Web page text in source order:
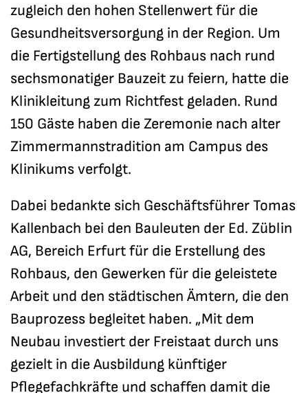
zugleich den hohen Stellenwert für die
Gesundheitsversorgung in der Region. Um
die Fertigstellung des Rohbaus nach rund
sechsmonatiger Bauzeit zu feiern, hatte die
Klinikleitung zum Richtfest geladen. Rund
150 Gäste haben die Zeremonie nach alter
Zimmermannstradition am Campus des
Klinikums verfolgt.
Dabei bedankte sich Geschäftsführer Tomas
Kallenbach bei den Bauleuten der Ed. Züblin
AG, Bereich Erfurt für die Erstellung des
Rohbaus, den Gewerken für die geleistete
Arbeit und den städtischen Ämtern, die den
Bauprozess begleitet haben. „Mit dem
Neubau investiert der Freistaat durch uns
gezielt in die Ausbildung künftiger
Pflegefachkräfte und schaffen damit die